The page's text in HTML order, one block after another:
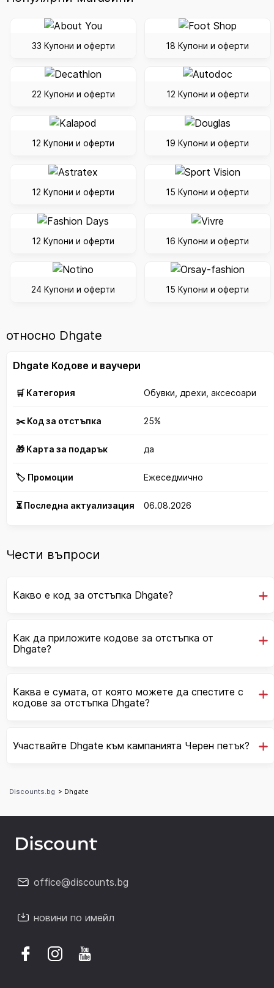
33 Купони и оферти 18 Купони и оферти
22 Купони и оферти 12 Купони и оферти
12 Купони и оферти 19 Купони и оферти
12 Купони и оферти 15 Купони и оферти
12 Купони и оферти 16 Купони и оферти
24 Купони и оферти 15 Купони и оферти
относно Dhgate
Dhgate Кодове и ваучери
🛒 Категория Обувки, дрехи, аксесоари
✂️ Код за отстъпка 25%
🎁 Карта за подарък да
🏷️ Промоции Ежеседмично
⏳ Последна актуализация 06.08.2026
Чести въпроси
Какво е код за отстъпка Dhgate?
Как да приложите кодове за отстъпка от
Dhgate?
Каква е сумата, от която можете да спестите с
кодове за отстъпка Dhgate?
Участвайте Dhgate към кампанията Черен петък?
Discounts.bg > Dhgate
office@discounts.bg
новини по имейл